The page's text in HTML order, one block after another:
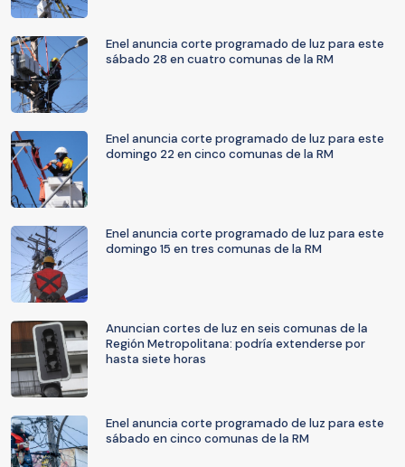
Enel anuncia corte programado de luz para este
sábado 28 en cuatro comunas de la RM
Enel anuncia corte programado de luz para este
domingo 22 en cinco comunas de la RM
Enel anuncia corte programado de luz para este
domingo 15 en tres comunas de la RM
Anuncian cortes de luz en seis comunas de la
Región Metropolitana: podría extenderse por
hasta siete horas
Enel anuncia corte programado de luz para este
sábado en cinco comunas de la RM